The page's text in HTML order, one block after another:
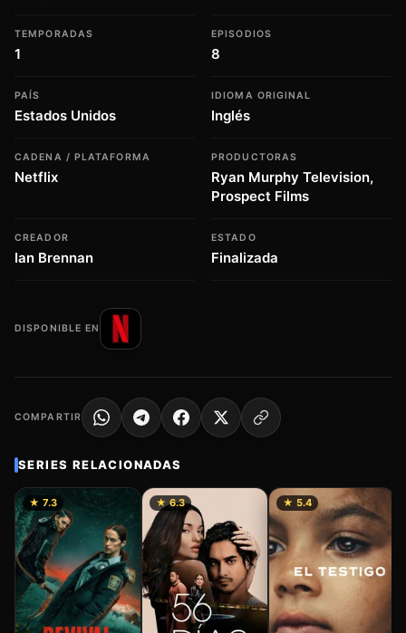
TEMPORADAS
1
EPISODIOS
8
PAÍS
Estados Unidos
IDIOMA ORIGINAL
Inglés
CADENA / PLATAFORMA
Netflix
PRODUCTORAS
Ryan Murphy Television,
Prospect Films
CREADOR
Ian Brennan
ESTADO
Finalizada
DISPONIBLE EN
COMPARTIR
SERIES RELACIONADAS
★ 7.3 ★ 6.3 ★ 5.4